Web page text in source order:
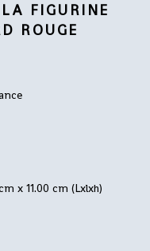
FIGURINE
ROUGE
x 11.00 cm (Lxlxh)